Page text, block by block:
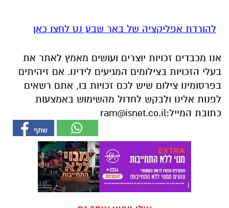
להורדת אפליקציה של באר שבע נט לחצו כאן
אנו מכבדים זכויות יוצרים ועושים מאמץ לאתר את
בעלי הזכויות בצילומים המגיעים לידינו. אם זיהיתים
בפרסומינו צילום שיש לכם זכויות בו, אתם רשאים
לפנות אלינו ולבקש לחדול מהשימוש באמצעות
כתובת המייל:ram@isnet.co.il